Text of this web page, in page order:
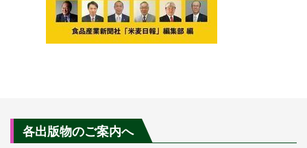
各出版物のご案内へ